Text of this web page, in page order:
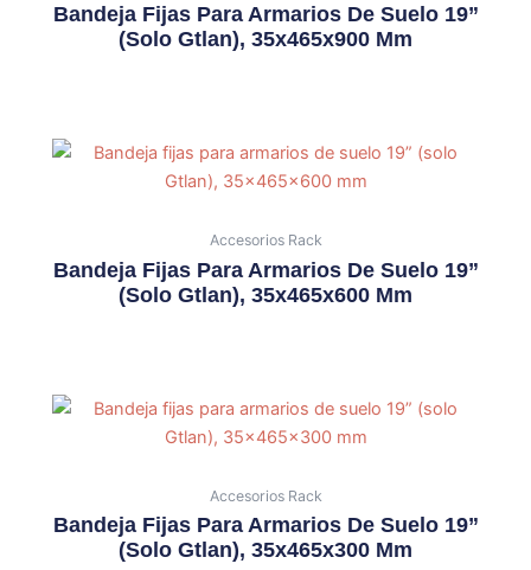
Bandeja Fijas Para Armarios De Suelo 19”
(solo Gtlan), 35x465x900 Mm
Accesorios Rack
Bandeja Fijas Para Armarios De Suelo 19”
(solo Gtlan), 35x465x600 Mm
Accesorios Rack
Bandeja Fijas Para Armarios De Suelo 19”
(solo Gtlan), 35x465x300 Mm